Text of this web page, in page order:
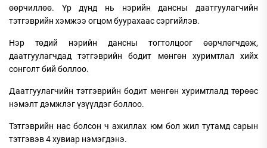
өөрчиллөө. Үр дүнд нь нэрийн дансны даатгуулагчийн
тэтгэврийн хэмжээ огцом буурахаас сэргийлэв.
Нэр төдий нэрийн дансны тогтолцоог өөрчлөгчдөж,
даатгуулагчдад тэтгэврийн бодит мөнгөн хуримтлал хийх
сонголт бий боллоо.
Даатгуулагчийн тэтгэврийн бодит мөнгөн хуримтлалд төрөөс
нэмэлт дэмжлэг үзүүлдэг боллоо.
Тэтгэврийн нас болсон ч ажиллах юм бол жил тутамд сарын
тэтгэвэв 4 хувиар нэмэгдэнэ.